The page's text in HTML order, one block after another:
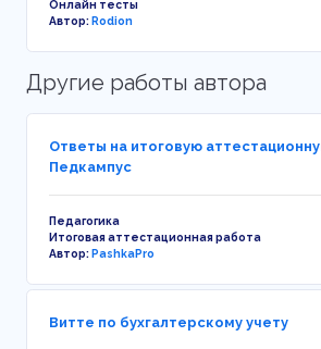
Онлайн тесты
Автор:Rodion
Другие работы автора
Ответы на итоговую
Педкампус
Педагогика
Итоговая аттестационная работа
Автор:PashkaPro
Витте по бухгалтерскому учету